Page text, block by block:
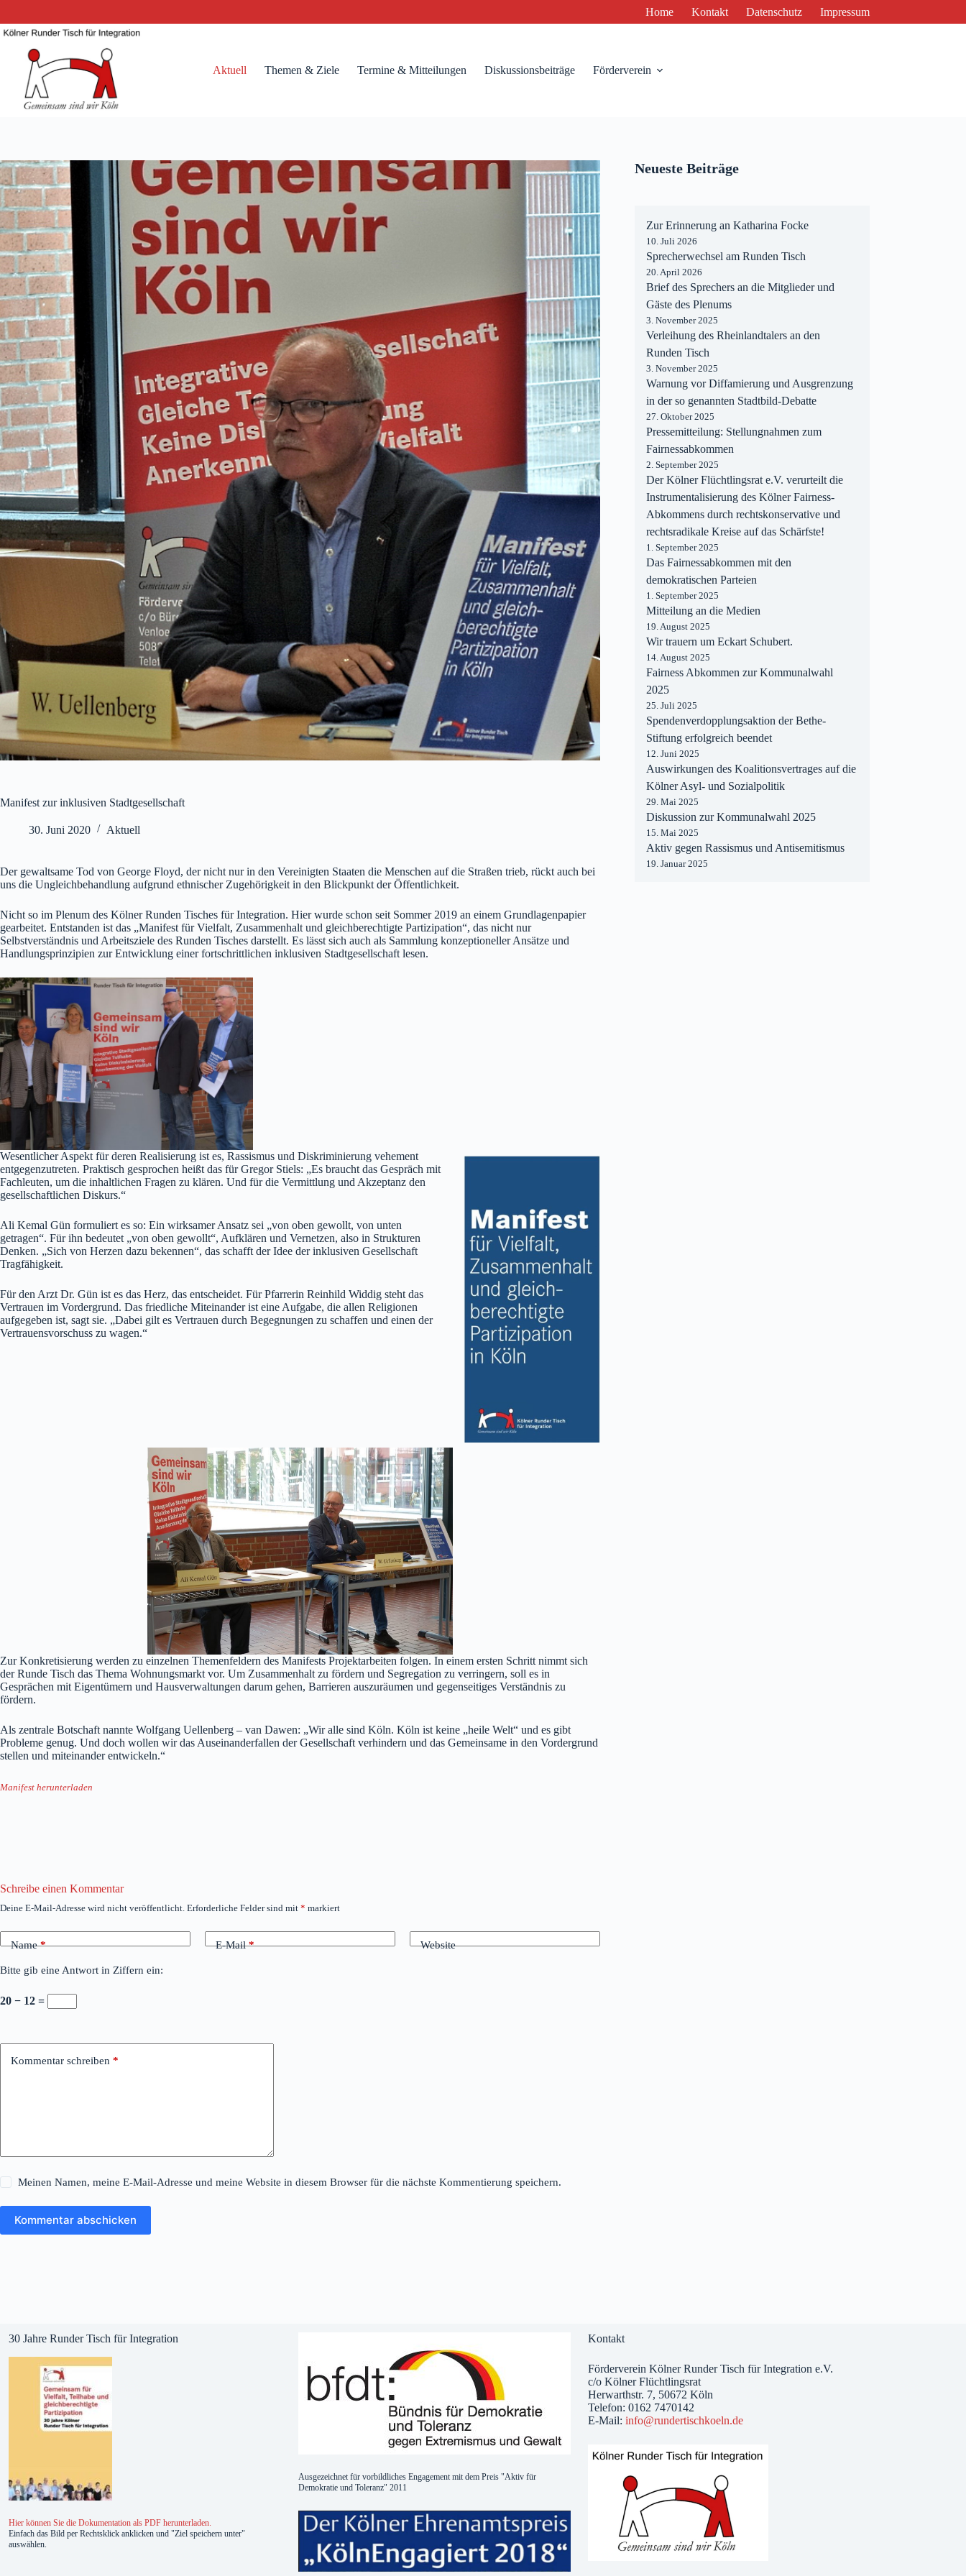
springen
Home Kontakt Datenschutz Impressum
Aktuell Themen & Ziele Termine & Mitteilungen Diskussionsbeiträge Förderverein
Manifest zur inklusiven Stadtgesellschaft
30. Juni 2020 Aktuell
Der gewaltsame Tod von George Floyd, der nicht nur in den Vereinigten Staaten die Menschen auf die Straßen trieb, rückt auch bei
uns die Ungleichbehandlung aufgrund ethnischer Zugehörigkeit in den Blickpunkt der Öffentlichkeit.
Nicht so im Plenum des Kölner Runden Tisches für Integration. Hier wurde schon seit Sommer 2019 an einem Grundlagenpapier
gearbeitet. Entstanden ist das „Manifest für Vielfalt, Zusammenhalt und gleichberechtigte Partizipation“, das nicht nur
Selbstverständnis und Arbeitsziele des Runden Tisches darstellt. Es lässt sich auch als Sammlung konzeptioneller Ansätze und
Handlungsprinzipien zur Entwicklung einer fortschrittlichen inklusiven Stadtgesellschaft lesen.
Wesentlicher Aspekt für deren Realisierung ist es, Rassismus und Diskriminierung vehement
entgegenzutreten. Praktisch gesprochen heißt das für Gregor Stiels: „Es braucht das Gespräch mit
Fachleuten, um die inhaltlichen Fragen zu klären. Und für die Vermittlung und Akzeptanz den
gesellschaftlichen Diskurs.“
Ali Kemal Gün formuliert es so: Ein wirksamer Ansatz sei „von oben gewollt, von unten
getragen“. Für ihn bedeutet „von oben gewollt“, Aufklären und Vernetzen, also in Strukturen
Denken. „Sich von Herzen dazu bekennen“, das schafft der Idee der inklusiven Gesellschaft
Tragfähigkeit.
Für den Arzt Dr. Gün ist es das Herz, das entscheidet. Für Pfarrerin Reinhild Widdig steht das
Vertrauen im Vordergrund. Das friedliche Miteinander ist eine Aufgabe, die allen Religionen
aufgegeben ist, sagt sie. „Dabei gilt es Vertrauen durch Begegnungen zu schaffen und einen der
Vertrauensvorschuss zu wagen.“
Zur Konkretisierung werden zu einzelnen Themenfeldern des Manifests Projektarbeiten folgen. In einem ersten Schritt nimmt sich
der Runde Tisch das Thema Wohnungsmarkt vor. Um Zusammenhalt zu fördern und Segregation zu verringern, soll es in
Gesprächen mit Eigentümern und Hausverwaltungen darum gehen, Barrieren auszuräumen und gegenseitiges Verständnis zu
fördern.
Als zentrale Botschaft nannte Wolfgang Uellenberg – van Dawen: „Wir alle sind Köln. Köln ist keine „heile Welt“ und es gibt
Probleme genug. Und doch wollen wir das Auseinanderfallen der Gesellschaft verhindern und das Gemeinsame in den Vordergrund
stellen und miteinander entwickeln.“
Manifest herunterladen
Neueste Beiträge
Zur Erinnerung an Katharina Focke
10. Juli 2026
Sprecherwechsel am Runden Tisch
20. April 2026
Brief des Sprechers an die Mitglieder und
Gäste des Plenums
3. November 2025
Verleihung des Rheinlandtalers an den
Runden Tisch
3. November 2025
Warnung vor Diffamierung und Ausgrenzung
in der so genannten Stadtbild-Debatte
27. Oktober 2025
Pressemitteilung: Stellungnahmen zum
Fairnessabkommen
2. September 2025
Der Kölner Flüchtlingsrat e.V. verurteilt die
Instrumentalisierung des Kölner Fairness-
Abkommens durch rechtskonservative und
rechtsradikale Kreise auf das Schärfste!
1. September 2025
Das Fairnessabkommen mit den
demokratischen Parteien
1. September 2025
Mitteilung an die Medien
19. August 2025
Wir trauern um Eckart Schubert.
14. August 2025
Fairness Abkommen zur Kommunalwahl
2025
25. Juli 2025
Spendenverdopplungsaktion der Bethe-
Stiftung erfolgreich beendet
12. Juni 2025
Auswirkungen des Koalitionsvertrages auf die
Kölner Asyl- und Sozialpolitik
29. Mai 2025
Diskussion zur Kommunalwahl 2025
15. Mai 2025
Aktiv gegen Rassismus und Antisemitismus
19. Januar 2025
Schreibe einen Kommentar
Deine E-Mail-Adresse wird nicht veröffentlicht. Erforderliche Felder sind mit * markiert
Name* E-Mail* Website
Bitte gib eine Antwort in Ziffern ein:
20 − 12 =
Kommentar schreiben *
Meinen Namen, meine E-Mail-Adresse und meine Website in diesem Browser für die nächste Kommentierung speichern.
Kommentar abschicken
30 Jahre Runder Tisch für Integration
Hier können Sie die Dokumentation als PDF herunterladen.
Einfach das Bild per Rechtsklick anklicken und "Ziel speichern unter"
auswählen.
Ausgezeichnet für vorbildliches Engagement mit dem Preis "Aktiv für
Demokratie und Toleranz" 2011
Kontakt
Förderverein Kölner Runder Tisch für Integration e.V.
c/o Kölner Flüchtlingsrat
Herwarthstr. 7, 50672 Köln
Telefon: 0162 7470142
E-Mail:info@rundertischkoeln.de